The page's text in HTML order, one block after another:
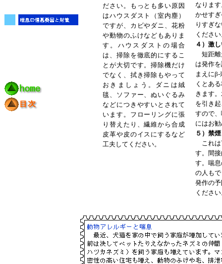
ださい。もっとも多い原因
はハウスダスト（室内塵）
ですが、カビやダニ、花粉
や動物のふけなどもありま
す。ハウスダストの場合
は、掃除を徹底的にするこ
とが大切です。掃除機だけ
でなく、拭き掃除もやって
おきましょう。ダニは絨
毯、ソファー、ぬいぐるみ
などにつきやすいとされて
います。フローリングに張
り替えたり、繊維から合成
皮革や皮のイスにするなど
工夫してください。
なりま
かせす
りすぎ
くださ
４）激
短距離
は発作
まえにβ-
くとあ
きます
を引き
すので
にはお
５）禁煙
これは
す。間
す。喘
の人も
発作の
くださ